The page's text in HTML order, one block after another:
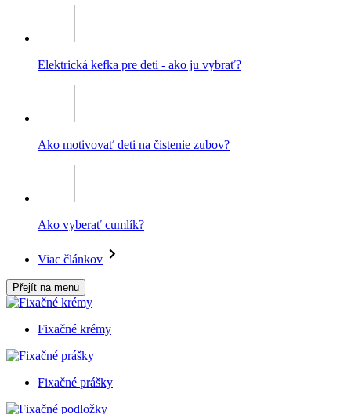
Elektrická kefka pre deti - ako ju vybrať?
Ako motivovať deti na čistenie zubov?
Ako vyberať cumlík?
Viac článkov
Přejít na menu
Fixačné krémy
Fixačné prášky